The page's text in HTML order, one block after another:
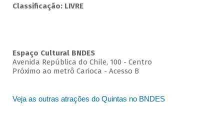
Classificação: LIVRE
Espaço Cultural BNDES
Avenida República do Chile, 100 - Centro
Próximo ao metrô Carioca - Acesso B
Veja as outras atrações do Quintas no BNDES